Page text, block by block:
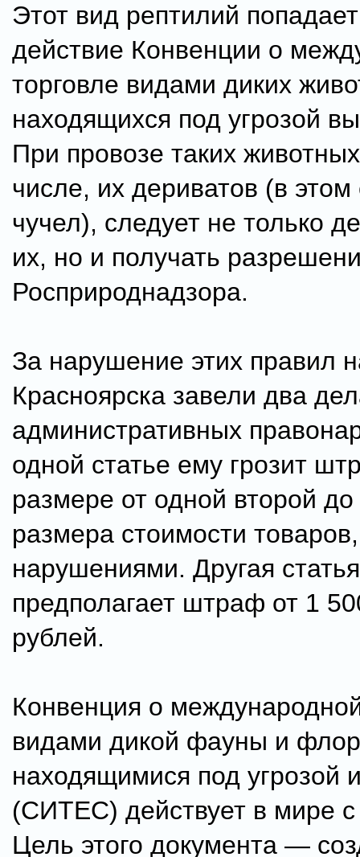
Этот вид рептилий
действие Конвенции о
торговле видами диких
находящихся под угрозой
При провозе таких
числе, их дериватов (в
чучел), следует не только
их, но и получать
Росприроднадзора.
За нарушение этих правил
Красноярска завели два
административных
одной статье ему грозит
размере от одной второй до
размера стоимости
нарушениями. Другая статья
предполагает штраф от 1
рублей.
Конвенция о
видами дикой фауны и
находящимися под угрозой
(СИТЕС) действует в мире с
Цель этого документа —